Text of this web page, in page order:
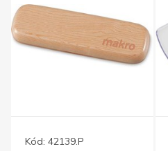
Kód: 42139.P